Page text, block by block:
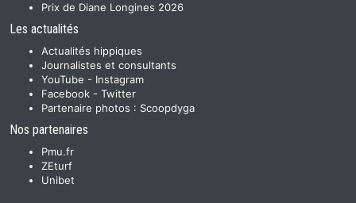
Prix de Diane Longines 2026
Les actualités
Actualités hippiques
Journalistes et consultants
YouTube - Instagram
Facebook - Twitter
Partenaire photos : Scoopdyga
Nos partenaires
Pmu.fr
ZEturf
Unibet